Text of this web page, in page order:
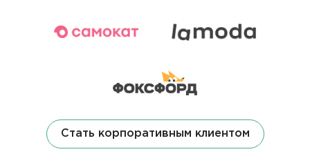
Стать корпоративным клиентом